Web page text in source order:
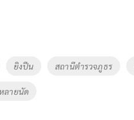
ยิงปืน สถานีตำรวจภูธร
ลายนัด